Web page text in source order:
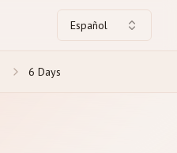
Español
6 Days